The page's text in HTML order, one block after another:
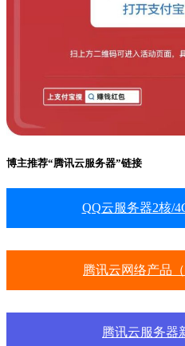
博主推荐“腾讯云服务器”链接
QQ云服务器2核/
腾讯云网络产品
腾讯云服务器